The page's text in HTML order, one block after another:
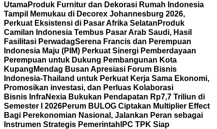
UtamaProduk Furnitur dan Dekorasi Rumah Indonesia
Tampil Memukau di Decorex Johannesburg 2026,
Perkuat Eksistensi di Pasar Afrika Selatan Produk
Camilan Indonesia Tembus Pasar Arab Saudi, Hasil
Fasilitasi PerwadagSerena Francis dan Perempuan
Indonesia Maju (PIM) Perkuat Sinergi Pemberdayaan
Perempuan untuk Dukung Pembangunan Kota
Kupang Mendag Busan Apresiasi Forum Bisnis
Indonesia-Thailand untuk Perkuat Kerja Sama Ekonomi,
Promosikan investasi, dan Perluas Kolaborasi
Bisnis InfraNexia Bukukan Pendapatan Rp7,7 Triliun di
Semester I 2026Perum BULOG Ciptakan Multiplier Effect
Bagi Perekonomian Nasional, Jalankan Peran sebagai
Instrumen Strategis Pemerintah IPC TPK Siap